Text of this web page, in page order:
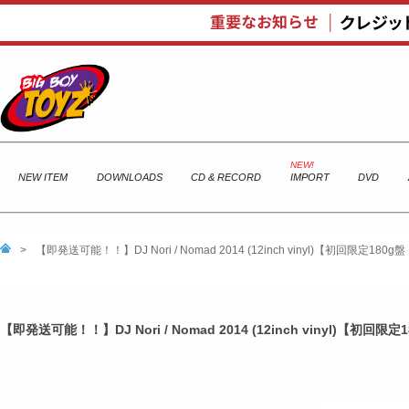
NEW ITEM DOWNLOADS CD & RECORD IMPORT DVD
> 【即発送可能！！】DJ Nori / Nomad 2014 (12inch vinyl)【初回限定180g盤
【即発送可能！！】DJ Nori / Nomad 2014 (12inch vinyl)【初回限定